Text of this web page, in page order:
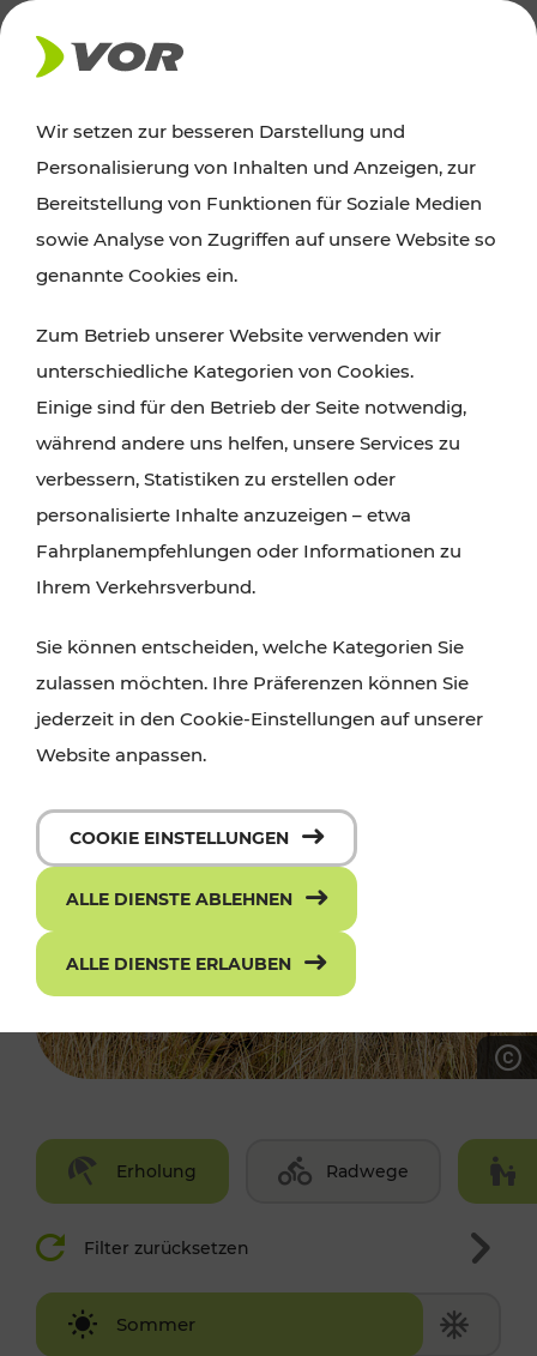
AKTUELLES
Ausflugstipps
Wien, Niederösterreich und das Burgenland
Wanderungen, Kultur und Gastronomie,
Radtouren oder purer Naturgenuss – viele
Attraktionen sind mit den Ticket- und Fahrplan-
Angeboten des VOR gut und schnell erreichbar.
Erholung Radwege
Filter zurücksetzen
Sommer
Winter
Wir setzen zur besseren Darstellung und
Personalisierung von Inhalten und Anzeigen, zur
Bereitstellung von Funktionen für Soziale Medien
sowie Analyse von Zugriffen auf unsere Website so
genannte Cookies ein.
Zum Betrieb unserer Website verwenden wir
unterschiedliche Kategorien von Cookies.
Einige sind für den Betrieb der Seite notwendig,
während andere uns helfen, unsere Services zu
verbessern, Statistiken zu erstellen oder
personalisierte Inhalte anzuzeigen – etwa
Fahrplanempfehlungen oder Informationen zu
Ihrem Verkehrsverbund.
Sie können entscheiden, welche Kategorien Sie
zulassen möchten. Ihre Präferenzen können Sie
jederzeit in den Cookie-Einstellungen auf unserer
Website anpassen.
COOKIE EINSTELLUNGEN
ALLE DIENSTE ABLEHNEN
ALLE DIENSTE ERLAUBEN